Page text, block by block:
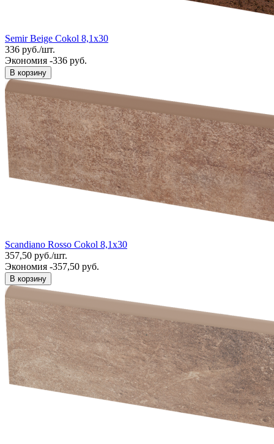
Semir Beige Cokol 8,1x30
336 руб./шт.
Экономия -336 руб.
В корзину
Scandiano Rosso Cokol 8,1x30
357,50 руб./шт.
Экономия -357,50 руб.
В корзину